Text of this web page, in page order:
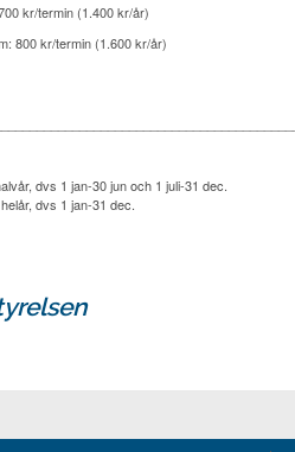
kr/termin (1.400 kr/år)
800 kr/termin (1.600 kr/år)
dvs 1 jan-30 jun och 1 juli-31 dec.
dvs 1 jan-31 dec.